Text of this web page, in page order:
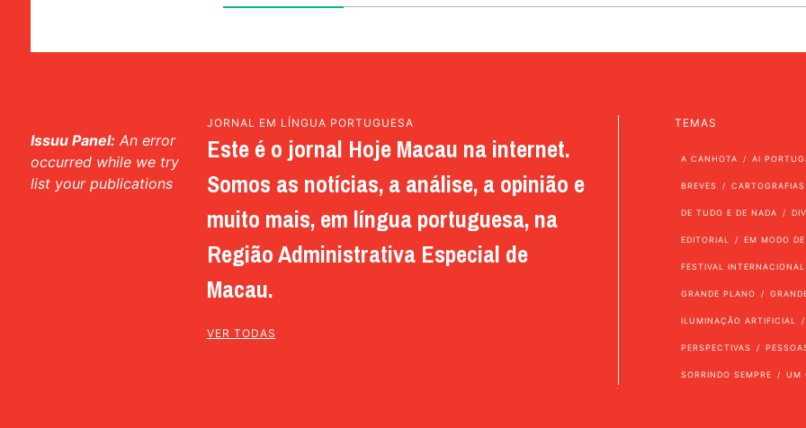
Issuu Panel: An error
occurred while we try
list your publications
JORNAL EM LÍNGUA PORTUGUESA
Este é o jornal Hoje Macau na internet.
Somos as notícias, a análise, a opinião e
muito mais, em língua portuguesa, na
Região Administrativa Especial de
Macau.
VER TODAS
TEMAS
A CANHOTA AI
BREVES CARTOGRAFIAS
DE TUDO E DE NADA
EDITORIAL EM MODO
FESTIVAL
GRANDE PLANO
ILUMINAÇÃO ARTIFICIAL
PERSPECTIVAS
SORRINDO SEMPRE UM